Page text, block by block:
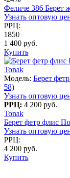
Феличе 386 Берет
Узнать оптовую
РРЦ:
1850
1 400 руб.
Купить
Tonak
Модель: Берет
58)
Узнать оптовую
РРЦ: 4 200 руб.
Tonak
Берет фетр флис
Узнать оптовую
РРЦ:
4 200 руб.
Купить